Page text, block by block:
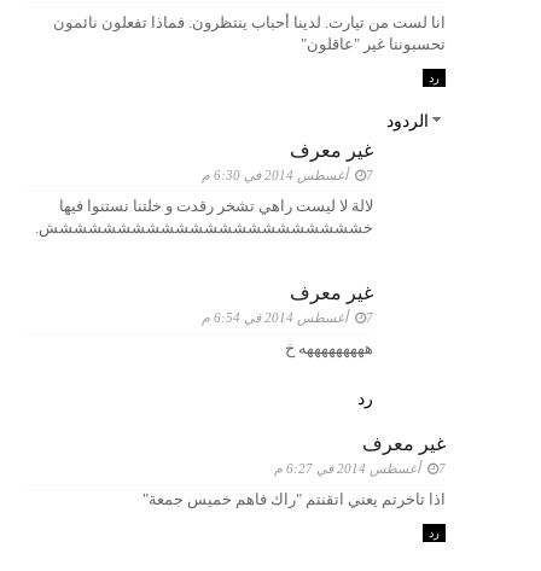
انا لست من تيارت. لدينا أحباب ينتظرون. فماذا تفعلون نائمون
تحسبوننا غير "عاقلون"
رد
الردود
غير معرف
7 أغسطس 2014 في 6:30 م
لالة لا ليست راهي تشخر رقدت و خلتنا نستنوا فيها
خشششششششششششششششششششششش.
غير معرف
7 أغسطس 2014 في 6:54 م
هههههههههه خ
رد
غير معرف
7 أغسطس 2014 في 6:27 م
اذا تاخرتم يعني اتقنتم "راك فاهم خميس جمعة"
رد